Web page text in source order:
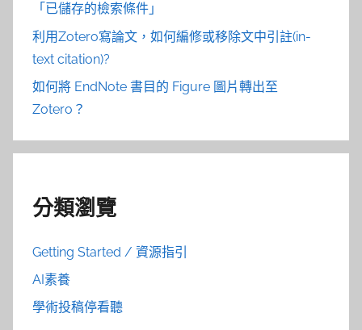
「已儲存的檢索條件」
利用Zotero寫論文，如何編修或移除文中引註(in-
text citation)?
如何將 EndNote 書目的 Figure 圖片轉出至
Zotero？
分類瀏覽
Getting Started / 資源指引
AI素養
學術投稿停看聽